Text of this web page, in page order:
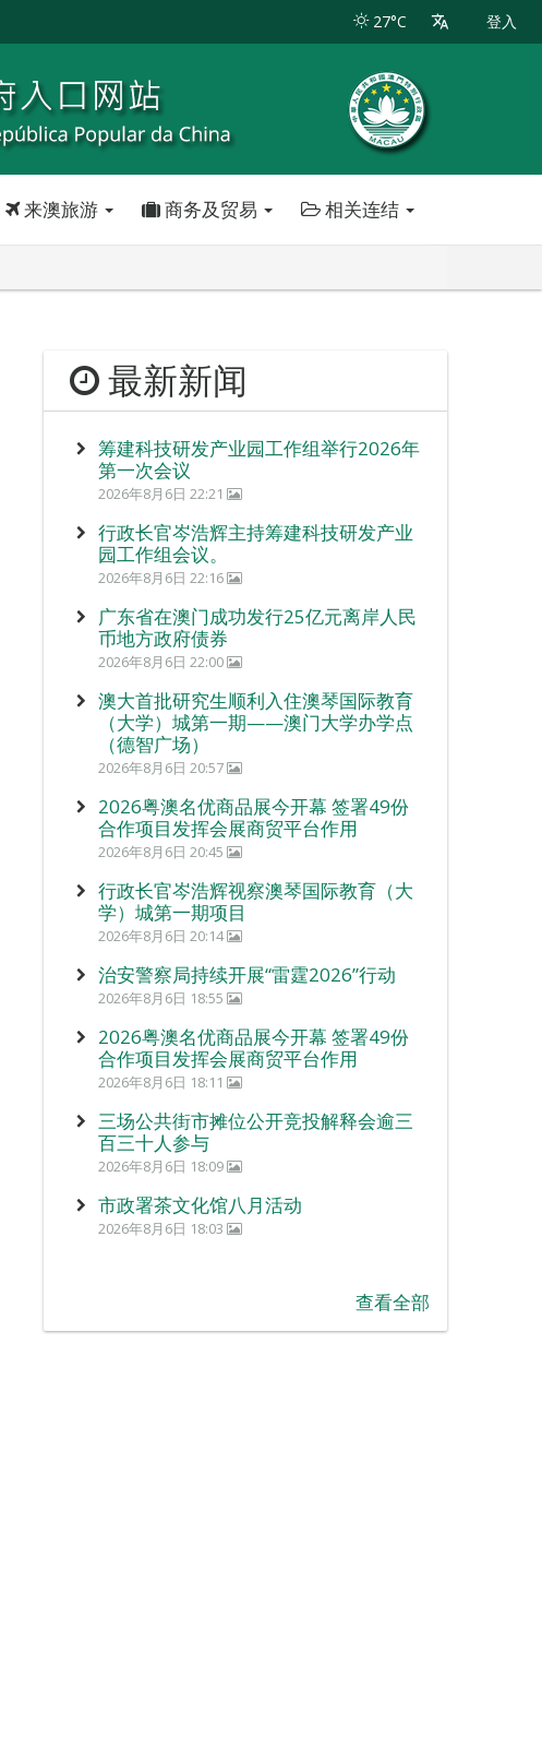
27°C 登入
来澳旅游 商务及贸易 相关连结
最新新闻
筹建科技研发产业园工作组举行2026年
第一次会议
2026年8月6日 22:21
行政长官岑浩辉主持筹建科技研发产业
园工作组会议。
2026年8月6日 22:16
广东省在澳门成功发行25亿元离岸人民
币地方政府债券
2026年8月6日 22:00
澳大首批研究生顺利入住澳琴国际教育
（大学）城第一期——澳门大学办学点
（德智广场）
2026年8月6日 20:57
2026粤澳名优商品展今开幕 签署49份
合作项目发挥会展商贸平台作用
2026年8月6日 20:45
行政长官岑浩辉视察澳琴国际教育（大
学）城第一期项目
2026年8月6日 20:14
治安警察局持续开展“雷霆2026”行动
2026年8月6日 18:55
2026粤澳名优商品展今开幕 签署49份
合作项目发挥会展商贸平台作用
2026年8月6日 18:11
三场公共街市摊位公开竞投解释会逾三
百三十人参与
2026年8月6日 18:09
市政署茶文化馆八月活动
2026年8月6日 18:03
查看全部